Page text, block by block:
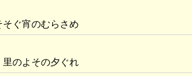
そぐ宵のむらさめ
のよその夕ぐれ